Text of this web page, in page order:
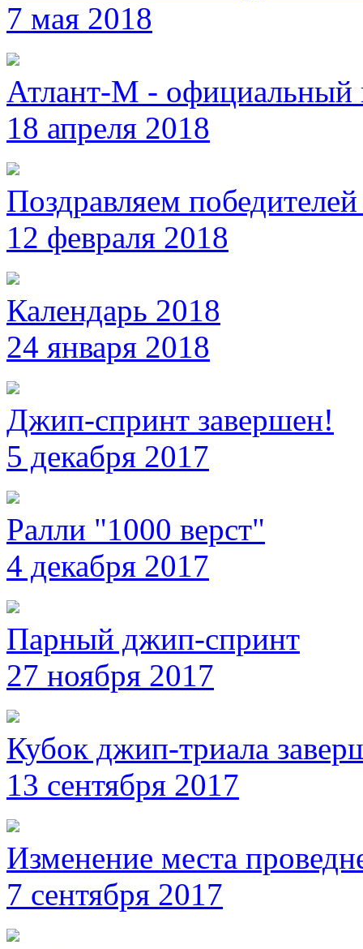
7 мая 2018
Атлант-М - официальный
18 апреля 2018
Поздравляем
12 февраля 2018
Календарь 2018
24 января 2018
Джип-спринт завершен!
5 декабря 2017
Ралли "1000 верст"
4 декабря 2017
Парный джип-спринт
27 ноября 2017
Кубок джип-триала
13 сентября 2017
Изменение места
7 сентября 2017